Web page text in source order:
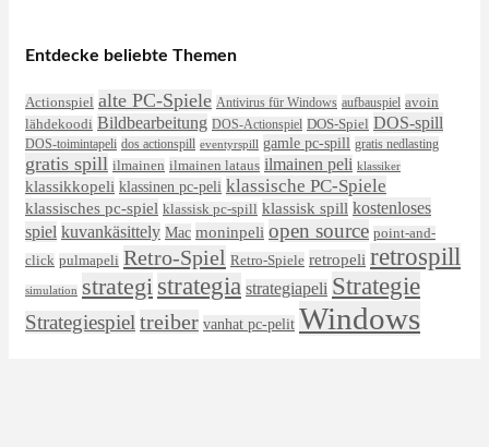
Entdecke beliebte Themen
Actionspiel alte PC-Spiele Antivirus für Windows aufbauspiel avoin
lähdekoodi Bildbearbeitung DOS-Actionspiel DOS-Spiel DOS-spill
DOS-toimintapeli dos actionspill eventyrspill gamle pc-spill gratis nedlasting
gratis spill ilmainen ilmainen lataus ilmainen peli klassiker
klassikkopeli klassinen pc-peli klassische PC-Spiele
klassisches pc-spiel klassisk pc-spill klassisk spill kostenloses
spiel kuvankäsittely Mac moninpeli open source point-and-
click pulmapeli Retro-Spiel Retro-Spiele retropeli retrospill
simulation strategi strategia strategiapeli Strategie
Strategiespiel treiber vanhat pc-pelit Windows